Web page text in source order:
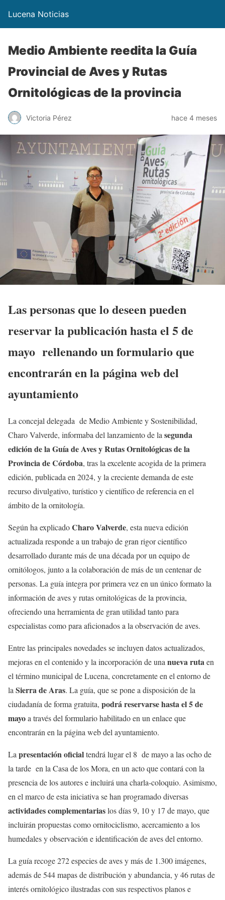
Lucena Noticias
Medio Ambiente reedita la Guía
Provincial de Aves y Rutas
Ornitológicas de la provincia
Victoria Pérez hace 4 meses
Las personas que lo deseen pueden
reservar la publicación hasta el 5 de
mayo rellenando un formulario que
encontrarán en la página web del
ayuntamiento
La concejal delegada de Medio Ambiente y Sostenibilidad,
Charo Valverde, informaba del lanzamiento de lasegunda
edición de laGuía de Aves y Rutas Ornitológicas de la
Provincia de Córdoba, tras la excelente acogida de la primera
edición, publicada en 2024, y la creciente demanda de este
recurso divulgativo, turístico y científico de referencia en el
ámbito de la ornitología.
Según ha explicadoCharo Valverde, esta nueva edición
actualizada responde a un trabajo de gran rigor científico
desarrollado durante más de una década por un equipo de
ornitólogos, junto a la colaboración de más de un centenar de
personas. La guía integra por primera vez en un único formato la
información de aves y rutas ornitológicas de la provincia,
ofreciendo una herramienta de gran utilidad tanto para
especialistas como para aficionados a la observación de aves.
Entre las principales novedades se incluyen datos actualizados,
mejoras en el contenido y la incorporación de unanueva rutaen
el término municipal de Lucena, concretamente en el entorno de
laSierra de Aras. La guía, que se pone a disposición de la
ciudadanía de forma gratuita, podrá reservarse hasta el 5 de
mayoa través del formulario habilitado en un enlace que
encontrarán en la página web del ayuntamiento.
Lapresentación oficialtendrá lugar el 8 de mayo a las ocho de
la tarde en la Casa de los Mora, en un acto que contará con la
presencia de los autores e incluirá una charla-coloquio. Asimismo,
en el marco de esta iniciativa se han programado diversas
actividades complementariaslos días 9, 10 y 17 de mayo, que
incluirán propuestas como ornitociclismo, acercamiento a los
humedales y observación e identificación de aves del entorno.
La guía recoge 272 especies de aves y más de 1.300 imágenes,
además de 544 mapas de distribución y abundancia, y 46 rutas de
interés ornitológico ilustradas con sus respectivos planos e